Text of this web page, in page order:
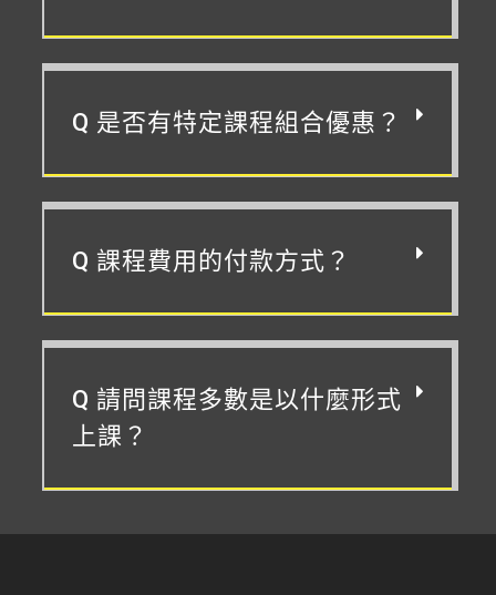
Q 是否有特定課程組合優惠？
Q 課程費用的付款方式？
Q 請問課程多數是以什麼形式
上課？